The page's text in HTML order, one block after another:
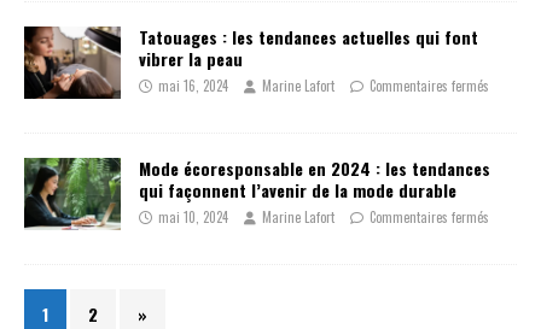
Tatouages : les tendances actuelles qui font
vibrer la peau
mai 16, 2024 Marine Lafort Commentaires fermés
Mode écoresponsable en 2024 : les tendances
qui façonnent l’avenir de la mode durable
mai 10, 2024 Marine Lafort Commentaires fermés
1 2 »